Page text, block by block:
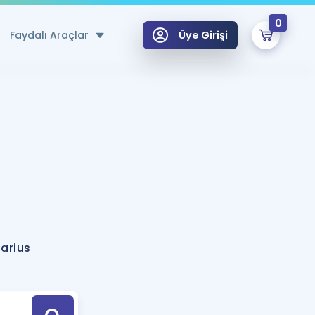
Faydalı Araçlar
Hesaplama Aracı
için Öneriler
Tek Takvimde
Üye Girişi
0
Hoca ile seni sınava hazırlayacak onlarca eğitim seni bekliyor!